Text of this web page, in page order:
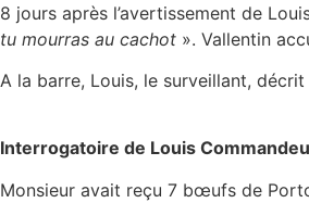
8 jours après l’avertissement de
tu mourras au cachot ». Vallentin
A la barre, Louis, le surveillant,
Interrogatoire de Louis
Monsieur avait reçu 7 bœufs de